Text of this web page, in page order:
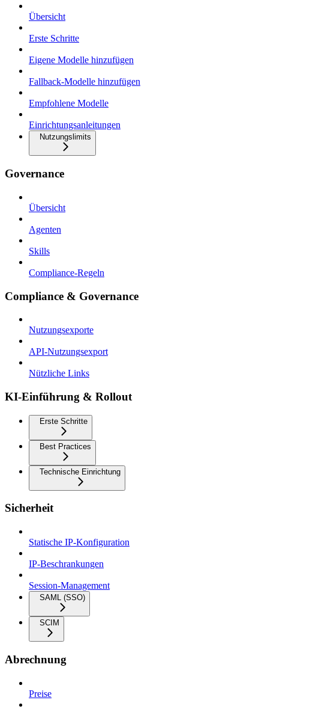
Übersicht
Erste Schritte
Eigene Modelle hinzufügen
Fallback-Modelle hinzufügen
Empfohlene Modelle
Einrichtungsanleitungen
Nutzungslimits
Governance
Übersicht
Agenten
Skills
Compliance-Regeln
Compliance & Governance
Nutzungsexporte
API-Nutzungsexport
Nützliche Links
KI-Einführung & Rollout
Erste Schritte
Best Practices
Technische Einrichtung
Sicherheit
Statische IP-Konfiguration
IP-Beschrankungen
Session-Management
SAML (SSO)
SCIM
Abrechnung
Preise